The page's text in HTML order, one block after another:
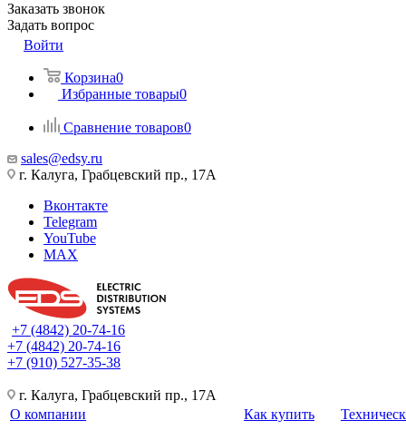
Заказать звонок
Задать вопрос
Войти
Корзина0
Избранные товары0
Сравнение товаров0
sales@edsy.ru
г. Калуга, Грабцевский пр., 17А
Вконтакте
Telegram
YouTube
MAX
+7 (4842) 20-74-16
+7 (4842) 20-74-16
+7 (910) 527-35-38
г. Калуга, Грабцевский пр., 17А
О компании
Как купить